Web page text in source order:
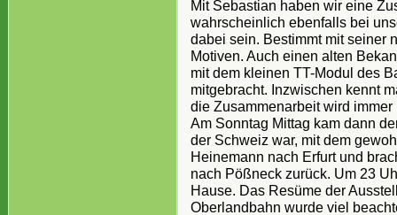
Mit Sebastian haben wir eine
wahrscheinlich ebenfalls bei
dabei sein. Bestimmt mit seiner
Motiven. Auch einen alten
mit dem kleinen TT-Modul des
mitgebracht. Inzwischen kennt
die Zusammenarbeit wird immer
Am Sonntag Mittag kam dann
der Schweiz war, mit dem
Heinemann nach Erfurt und
nach Pößneck zurück. Um 23
Hause. Das Resüme der
Oberlandbahn wurde viel